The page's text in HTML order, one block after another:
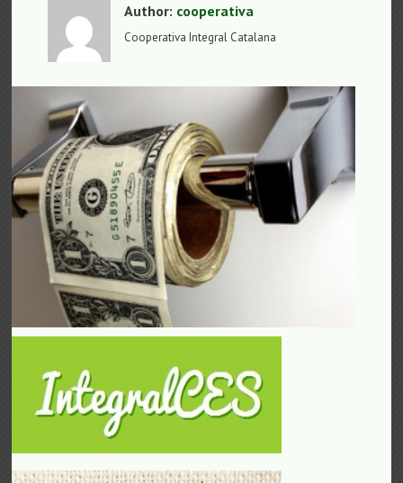
Author: cooperativa
Cooperativa Integral Catalana